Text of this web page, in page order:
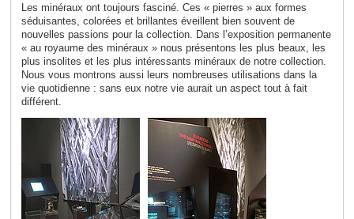
Les minéraux ont toujours fasciné. Ces « pierres » aux formes
séduisantes, colorées et brillantes éveillent bien souvent de
nouvelles passions pour la collection. Dans l’exposition permanente
« au royaume des minéraux » nous présentons les plus beaux, les
plus insolites et les plus intéressants minéraux de notre collection.
Nous vous montrons aussi leurs nombreuses utilisations dans la
vie quotidienne : sans eux notre vie aurait un aspect tout à fait
différent.